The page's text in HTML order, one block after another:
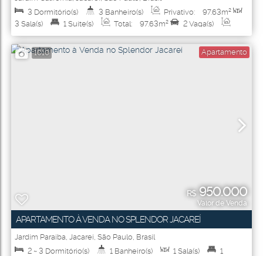
3 Dormitório(s) 3 Banheiro(s) Privativo: 97.63m²
3 Sala(s) 1 Suíte(s) Total: 97.63m² 2 Vaga(s)
Útil:
97.63m²
1010 Apartamento
R$950.000
Valor de Venda
APARTAMENTO À VENDA NO SPLENDOR JACAREÍ
Jardim Paraíba, Jacareí, São Paulo, Brasil
2 ~ 3 Dormitório(s) 1 Banheiro(s) 1 Sala(s)
1